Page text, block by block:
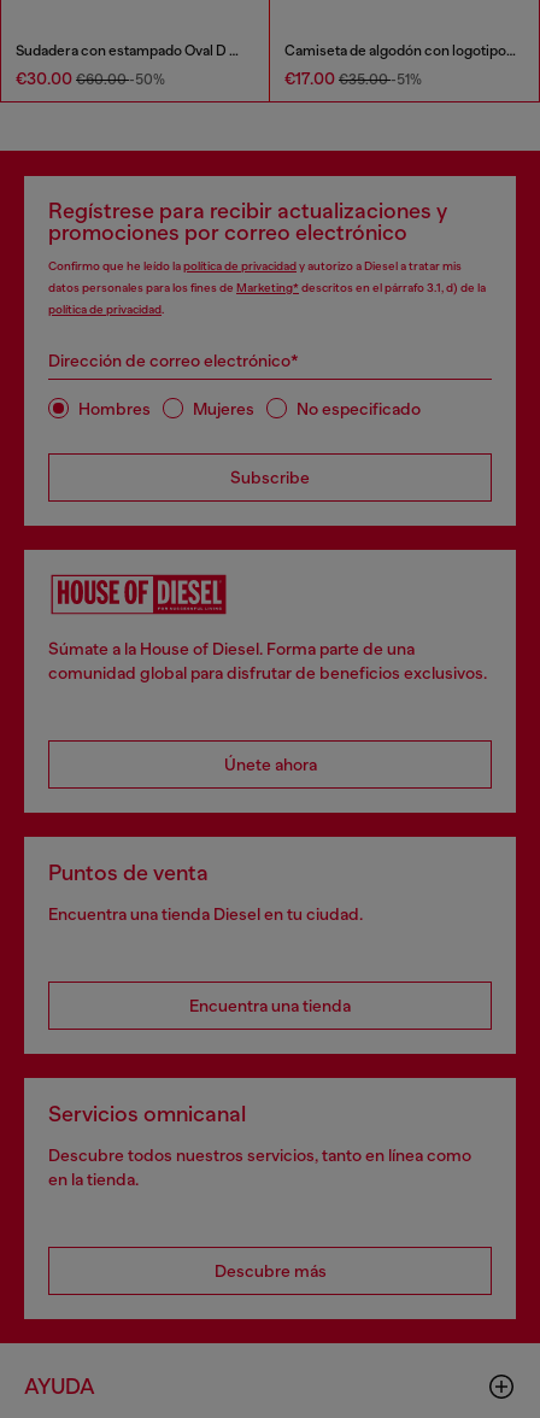
Sudadera con estampado Oval D en sombra
€30.00 €60.00-50%
Camiseta de algodón con logotipo en sombra
€17.00 €35.00-51%
Regístrese para recibir actualizaciones y
promociones por correo electrónico
Confirmo que he leído lapolítica de privacidady autorizo a Diesel a tratar mis
datos personales para los fines de Marketing*descritos en el párrafo 3.1, d) de la
política de privacidad
Dirección de correo electrónico*
Hombres Mujeres No especificado
Subscribe
Súmate a la House of Diesel. Forma parte de una
comunidad global para disfrutar de beneficios exclusivos.
Únete ahora
Puntos de venta
Encuentra una tienda Diesel en tu ciudad.
Encuentra una tienda
Servicios omnicanal
Descubre todos nuestros servicios, tanto en línea como
en la tienda.
Descubre más
AYUDA